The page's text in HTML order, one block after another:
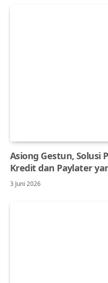
Asiong Gestun, Solusi
Kredit dan Paylater
3 Juni 2026